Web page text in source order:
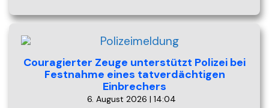
Couragierter Zeuge unterstützt Polizei bei
Festnahme eines tatverdächtigen
Einbrechers
6. August 2026 | 14:04